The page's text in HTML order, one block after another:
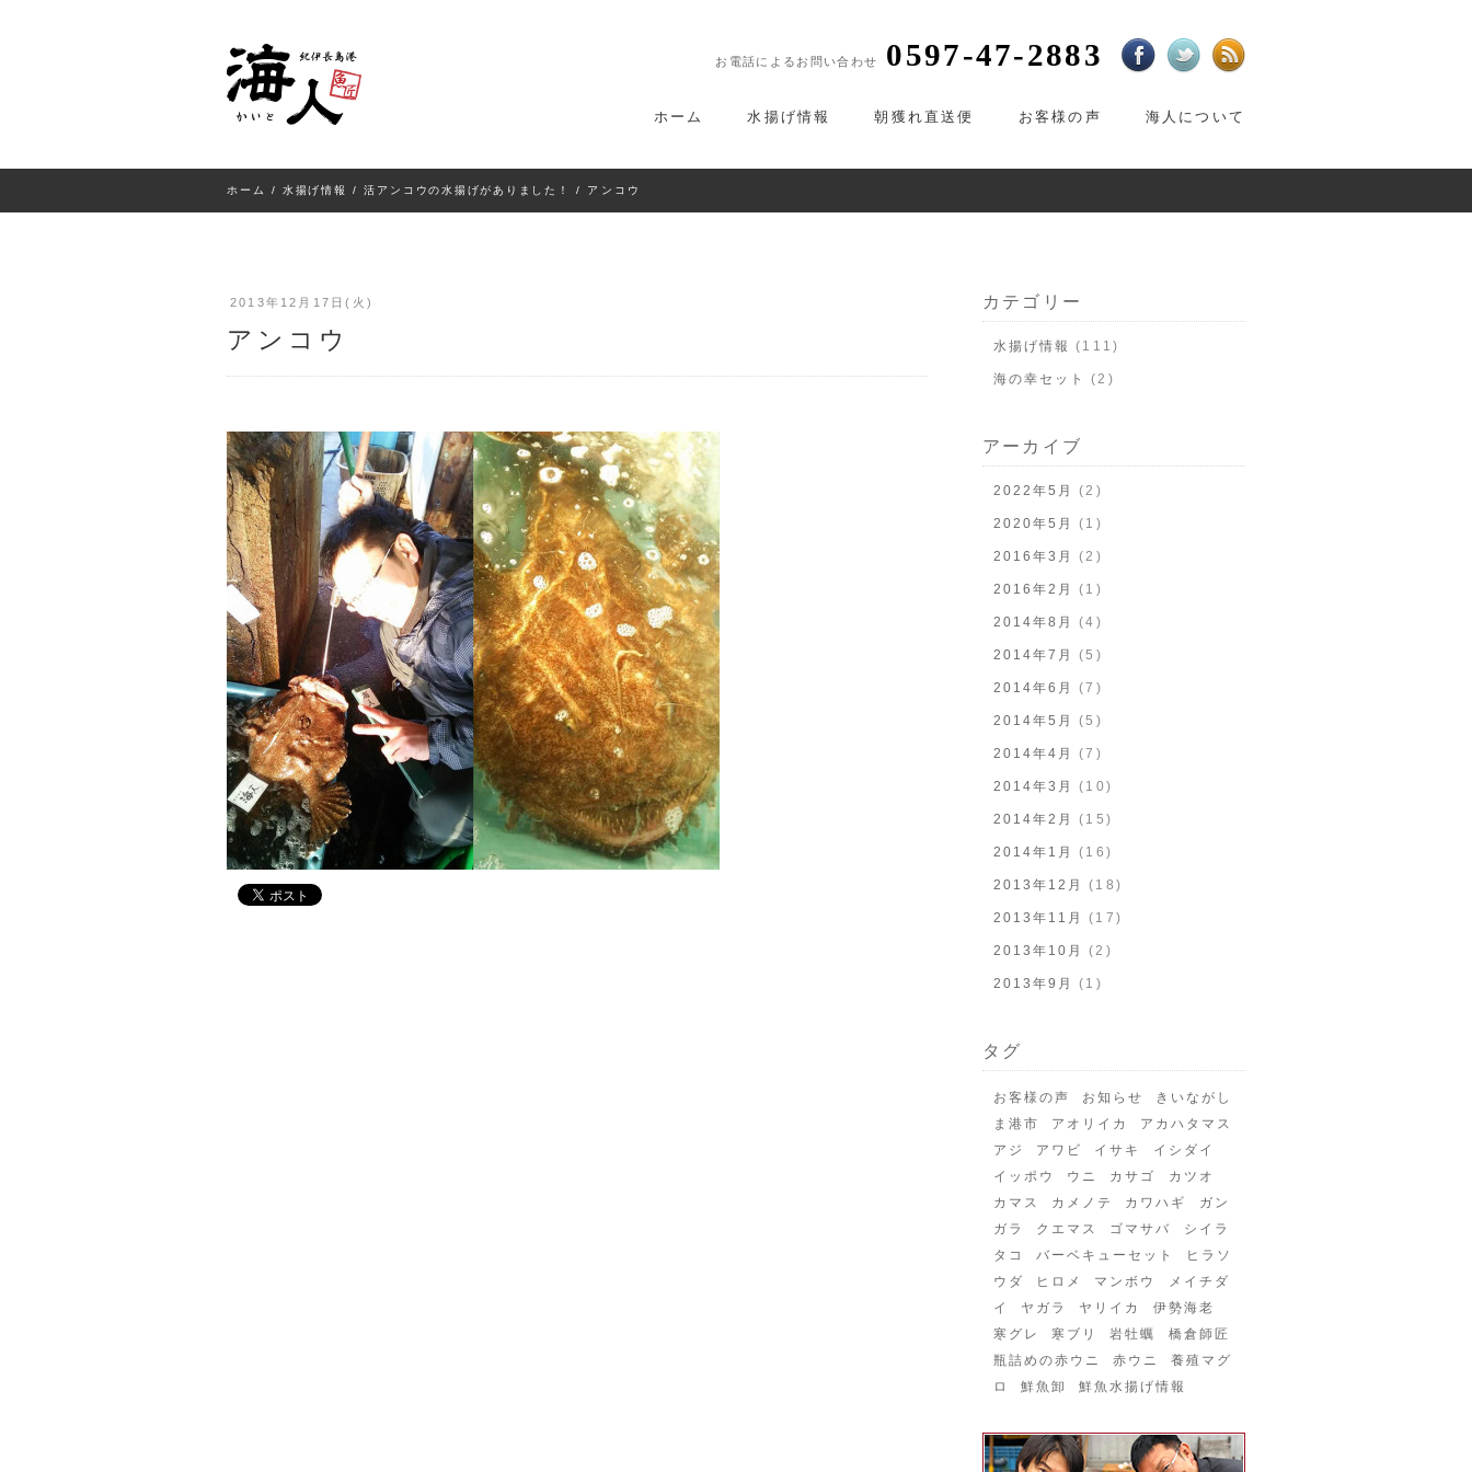
ホーム 水揚げ情報 朝獲れ直送便 お客様の声 海人について
お電話によるお問い合わせ 0597-47-2883
ホーム / 水揚げ情報 /活アンコウの水揚げがありました！ / アンコウ
2013年12月17日(火)
アンコウ
カテゴリー
水揚げ情報 (111)
海の幸セット (2)
アーカイブ
2022年5月 (2)
2020年5月 (1)
2016年3月 (2)
2016年2月 (1)
2014年8月 (4)
2014年7月 (5)
2014年6月 (7)
2014年5月 (5)
2014年4月 (7)
2014年3月 (10)
2014年2月 (15)
2014年1月 (16)
2013年12月 (18)
2013年11月 (17)
2013年10月 (2)
2013年9月 (1)
タグ
お客様の声 お知らせ
きいながし
ま港市
アオリイカ
アカハタマス
アジ
アワビ イサキ
イシダイ
イッポウ
ウニ カサゴ
カツオ
カマス
カメノテ カワハギ
ガン
ガラ
クエマス ゴマサバ
シイラ
タコ
バーベキューセット
ヒラソ
ウダ
ヒロメ マンボウ
メイチダ
イ
ヤガラ ヤリイカ
伊勢海老
寒グレ
寒ブリ 岩牡蠣
橋倉師匠
瓶詰めの赤ウニ
赤ウニ
養殖マグ
ロ
鮮魚卸 鮮魚水揚げ情報